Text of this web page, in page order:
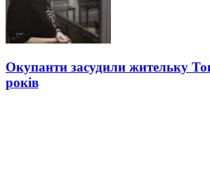
Окупанти засудили жительку
років